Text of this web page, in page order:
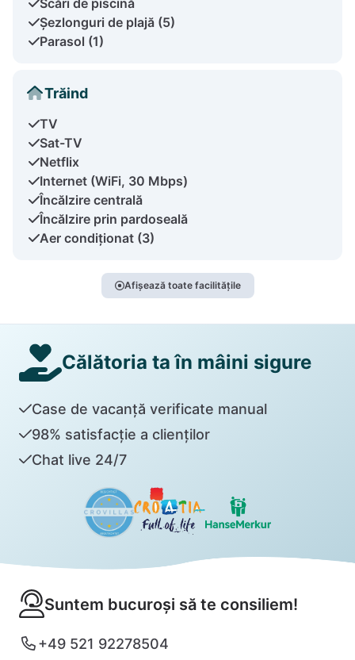
Șezlonguri de plajă (5)
Parasol (1)
Trăind
TV
Sat-TV
Netflix
Internet (WiFi, 30 Mbps)
Încălzire centrală
Încălzire prin pardoseală
Aer condiționat (3)
Afișează toate facilitățile
Călătoria ta în mâini sigure
Case de vacanță verificate manual
98% satisfacție a clienților
Chat live 24/7
Suntem bucuroși să te consiliem!
+49 521 92278504